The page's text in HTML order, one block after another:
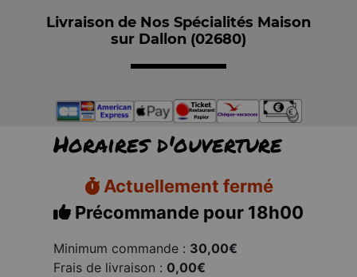
Livraison de Nos Spécialités Maison
sur Dallon (02680)
Horaires d'ouverture
Actuellement fermé
Précommande pour 18h00
Minimum commande : 30,00€
Frais de livraison : 0,00€